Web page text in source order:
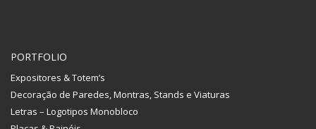
PORTFOLIO
Expositores & Totem’s
Decoração de Paredes, Montras, Stands e Viaturas
Letras – Logotipos Monobloco